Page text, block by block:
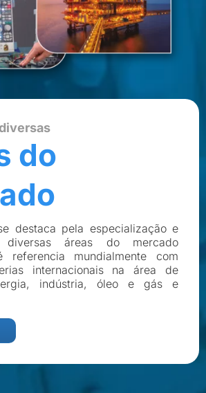
do
destaca pela especialização e
áreas do mercado
mundialmente com
internacionais na área de
indústria, óleo e gás e